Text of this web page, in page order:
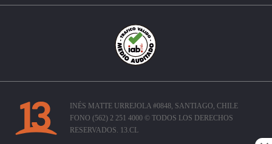
INÉS MATTE URREJOLA #0848, SANTIAGO, CHILE
FONO (562) 2 251 4000 © TODOS LOS DERECHOS
RESERVADOS. 13.CL